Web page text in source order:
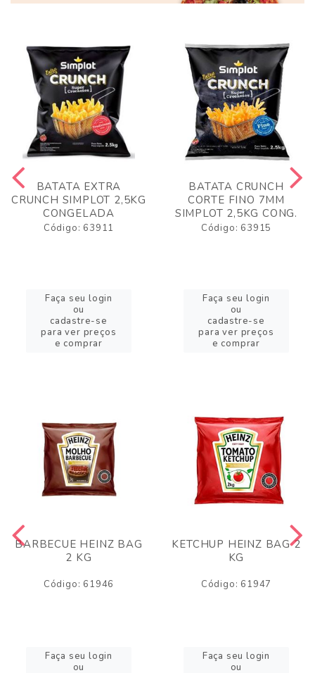
BATATA EXTRA
CRUNCH SIMPLOT 2,5KG
CONGELADA
Código: 63911
Faça seu login
ou
cadastre-se
para ver preços
e comprar
BATATA CRUNCH
CORTE FINO 7MM
SIMPLOT 2,5KG CONG.
Código: 63915
Faça seu login
ou
cadastre-se
para ver preços
e comprar
BARBECUE HEINZ BAG
2 KG
Código: 61946
Faça seu login
ou
KETCHUP HEINZ BAG 2
KG
Código: 61947
Faça seu login
ou